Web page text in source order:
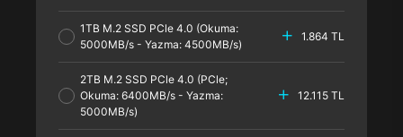
1TB M.2 SSD PCle 4.0 (Okuma:
5000MB/s - Yazma: 4500MB/s)
1.864 TL
2TB M.2 SSD PCle 4.0 (PCle;
Okuma: 6400MB/s - Yazma:
5000MB/s)
12.115 TL